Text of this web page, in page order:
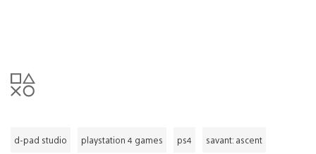
d-pad studio playstation 4 games ps4 savant: ascent